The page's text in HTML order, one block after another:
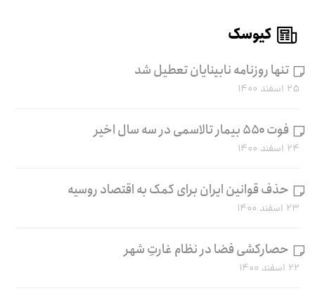
کیوسک
تنها روزنامه نابینایان تعطیل شد
۲۵ اسفند ۱۴۰۰
فوت ۵۵۰ بیمار تالاسمی در سه سال اخیر
۲۴ اسفند ۱۴۰۰
حذف قوانین ایران برای کمک به اقتصاد روسیه
۲۳ اسفند ۱۴۰۰
حصارکشی فضا در نظام غارتِ شهر
۲۲ اسفند ۱۴۰۰